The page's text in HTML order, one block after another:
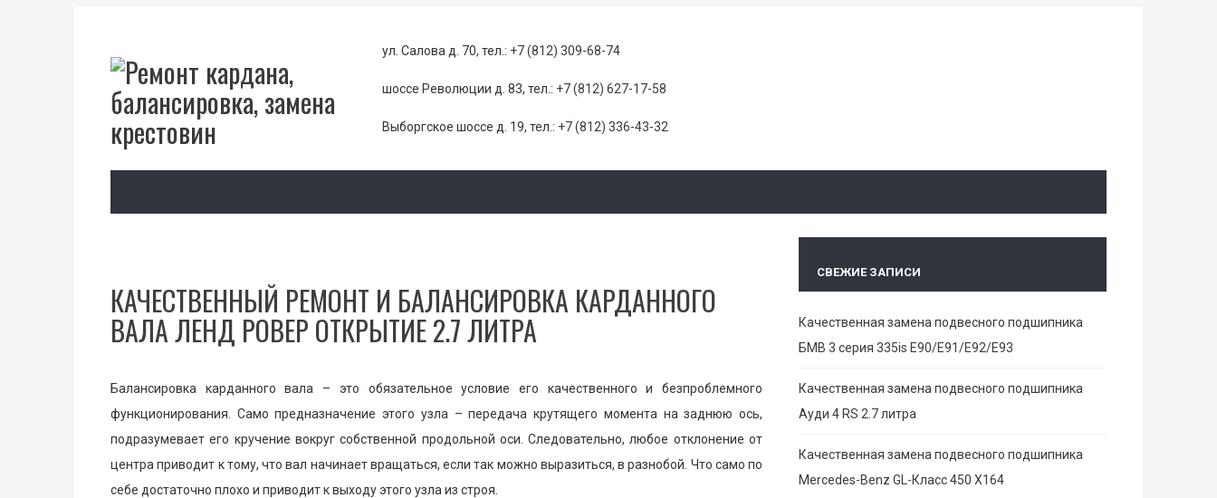
ул. Салова д. 70, тел.: +7 (812) 309-68-74
шоссе Революции д. 83, тел.: +7 (812) 627-17-58
Выборгское шоссе д. 19, тел.: +7 (812) 336-43-32
КАЧЕСТВЕННЫЙ РЕМОНТ И БАЛАНСИРОВКА КАРДАННОГО
ВАЛА ЛЕНД РОВЕР ОТКРЫТИЕ 2.7 ЛИТРА
Балансировка карданного вала – это обязательное условие его качественного и безпроблемного
функционирования. Само предназначение этого узла – передача крутящего момента на заднюю ось,
подразумевает его кручение вокруг собственной продольной оси. Следовательно, любое отклонение от
центра приводит к тому, что вал начинает вращаться, если так можно выразиться, в разнобой. Что само по
себе достаточно плохо и приводит к выходу этого узла из строя.
СВЕЖИЕ ЗАПИСИ
Качественная замена подвесного подшипника
БМВ 3 серия 335is E90/E91/E92/E93
Качественная замена подвесного подшипника
Ауди 4 RS 2.7 литра
Качественная замена подвесного подшипника
Mercedes-Benz GL-Класс 450 X164